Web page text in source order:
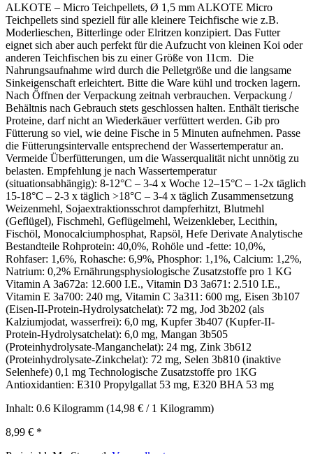
ALKOTE – Micro Teichpellets, Ø 1,5 mm ALKOTE Micro
Teichpellets sind speziell für alle kleinere Teichfische wie z.B.
Moderlieschen, Bitterlinge oder Elritzen konzipiert. Das Futter
eignet sich aber auch perfekt für die Aufzucht von kleinen Koi oder
anderen Teichfischen bis zu einer Größe von 11cm. Die
Nahrungsaufnahme wird durch die Pelletgröße und die langsame
Sinkeigenschaft erleichtert. Bitte die Ware kühl und trocken lagern.
Nach Öffnen der Verpackung zeitnah verbrauchen. Verpackung /
Behältnis nach Gebrauch stets geschlossen halten. Enthält tierische
Proteine, darf nicht an Wiederkäuer verfüttert werden. Gib pro
Fütterung so viel, wie deine Fische in 5 Minuten aufnehmen. Passe
die Fütterungsintervalle entsprechend der Wassertemperatur an.
Vermeide Überfütterungen, um die Wasserqualität nicht unnötig zu
belasten. Empfehlung je nach Wassertemperatur
(situationsabhängig): 8-12°C – 3-4 x Woche 12–15°C – 1-2x täglich
15-18°C – 2-3 x täglich >18°C – 3-4 x täglich Zusammensetzung
Weizenmehl, Sojaextraktionsschrot dampferhitzt, Blutmehl
(Geflügel), Fischmehl, Geflügelmehl, Weizenkleber, Lecithin,
Fischöl, Monocalciumphosphat, Rapsöl, Hefe Derivate Analytische
Bestandteile Rohprotein: 40,0%, Rohöle und -fette: 10,0%,
Rohfaser: 1,6%, Rohasche: 6,9%, Phosphor: 1,1%, Calcium: 1,2%,
Natrium: 0,2% Ernährungsphysiologische Zusatzstoffe pro 1 KG
Vitamin A 3a672a: 12.600 I.E., Vitamin D3 3a671: 2.510 I.E.,
Vitamin E 3a700: 240 mg, Vitamin C 3a311: 600 mg, Eisen 3b107
(Eisen-II-Protein-Hydrolysatchelat): 72 mg, Jod 3b202 (als
Kalziumjodat, wasserfrei): 6,0 mg, Kupfer 3b407 (Kupfer-II-
Protein-Hydrolysatchelat): 6,0 mg, Mangan 3b505
(Proteinhydrolysate-Manganchelat): 24 mg, Zink 3b612
(Proteinhydrolysate-Zinkchelat): 72 mg, Selen 3b810 (inaktive
Selenhefe) 0,1 mg Technologische Zusatzstoffe pro 1KG
Antioxidantien: E310 Propylgallat 53 mg, E320 BHA 53 mg
Inhalt: 0.6 Kilogramm (14,98 € / 1 Kilogramm)
8,99 € *